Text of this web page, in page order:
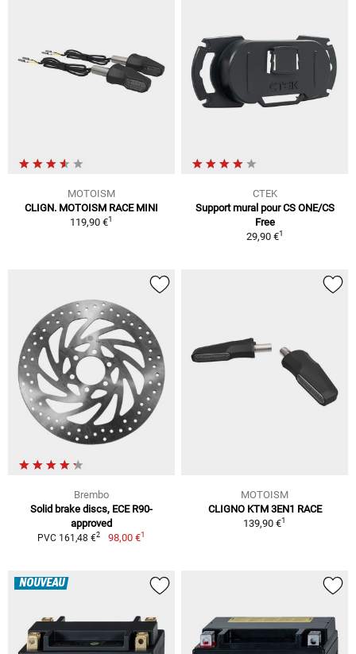
MOTOISM
CLIGN. MOTOISM RACE MINI
119,90 €1
CTEK
Support mural pour CS ONE/CS
Free
29,90 €1
Brembo
Solid brake discs, ECE R90-
approved
PVC 161,48 €2 98,00 €1
MOTOISM
CLIGNO KTM 3EN1 RACE
139,90 €1
NOUVEAU